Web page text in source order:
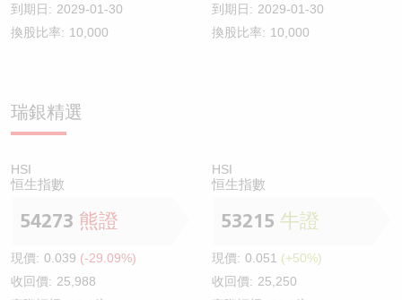
到期日: 2029-01-30
換股比率: 10,000
到期日: 2029-01-30
換股比率: 10,000
瑞銀精選
HSI
恒生指數
54273 熊證
現價: 0.039 (-29.09%)
收回價: 25,988
HSI
恒生指數
53215 牛證
現價: 0.051 (+50%)
收回價: 25,250